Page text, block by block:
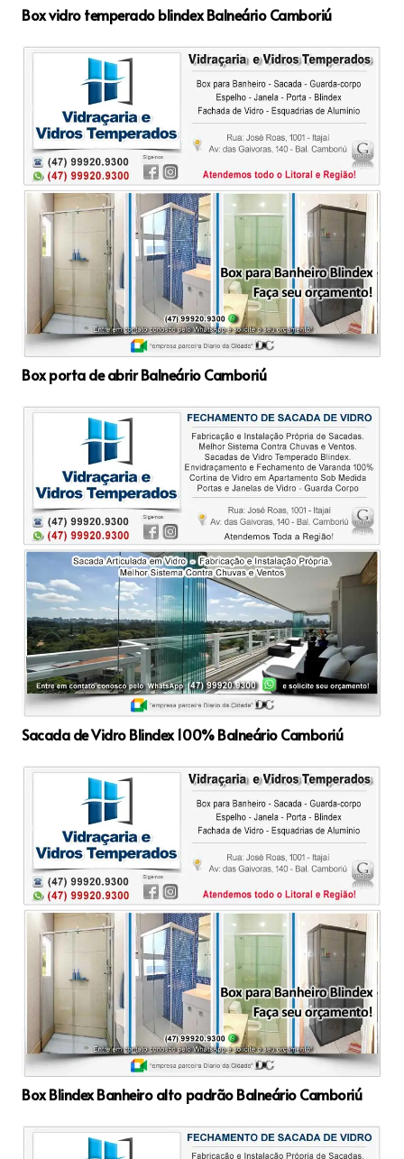
Box vidro temperado blindex Balneário Camboriú
Box porta de abrir Balneário Camboriú
Sacada de Vidro Blindex 100% Balneário Camboriú
Box Blindex Banheiro alto padrão Balneário Camboriú